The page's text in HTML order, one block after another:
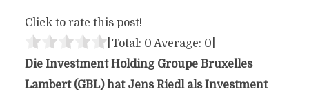
Click to rate this post!
[Total: 0 Average: 0]
Die Investment Holding Groupe Bruxelles
Lambert (GBL) hat Jens Riedl als Investment